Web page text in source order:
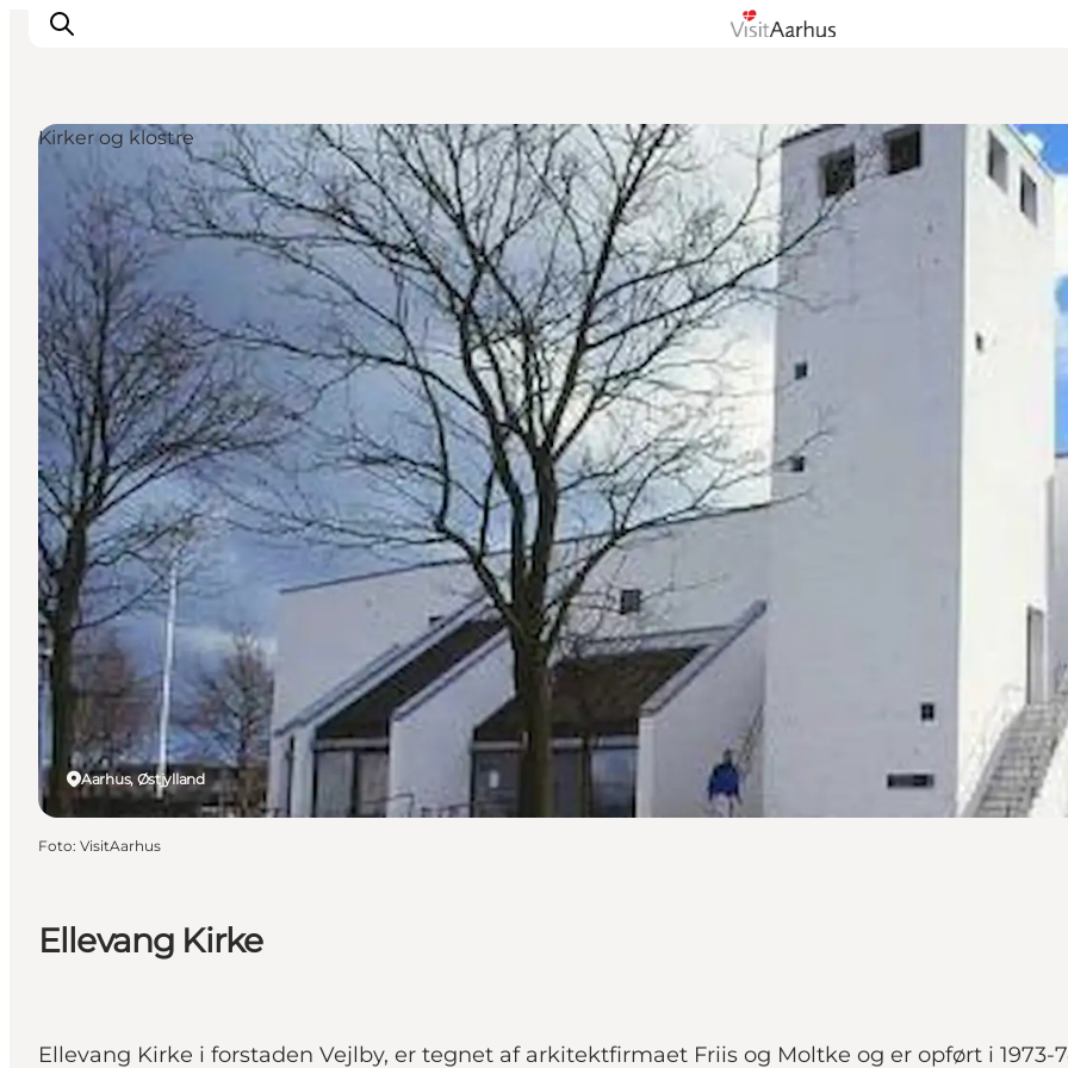
Oplevelser
Kalender
Byer og steder
Planlæg ferien
Transport
Ellevang Kirke
Ellevang Kirke i forstaden Vejlby, er tegnet af arkitektfirmaet Friis og Moltke og er opført i 1973-
Aarhus, Østjylland
Kirker og klostre
Foto: VisitAarhus